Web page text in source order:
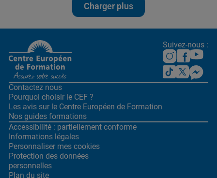
Charger plus
Suivez-nous :
Contactez nous
Pourquoi choisir le CEF ?
Les avis sur le Centre Européen de Formation
Nos guides formations
Accessibilité : partiellement conforme
Informations légales
Personnaliser mes cookies
Protection des données
personnelles
Plan du site